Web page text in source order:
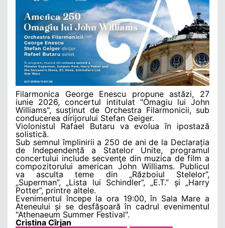
Filarmonica George Enescu propune astăzi, 27
iunie 2026, concertul intitulat "Omagiu lui John
Williams", susținut de Orchestra Filarmonicii, sub
conducerea dirijorului Stefan Geiger.
Violonistul Rafael Butaru va evolua în ipostază
solistică.
Sub semnul împlinirii a 250 de ani de la Declarația
de Independență a Statelor Unite, programul
concertului include secvenţe din muzica de film a
compozitorului american John Williams. Publicul
va asculta teme din „Războiul Stelelor”,
„Superman”, „Lista lui Schindler”, „E.T.” și „Harry
Potter”, printre altele.
Evenimentul începe la ora 19:00, în Sala Mare a
Ateneului și se desfășoară în cadrul evenimentul
"Athenaeum Summer Festival".
Cristina Cîrjan